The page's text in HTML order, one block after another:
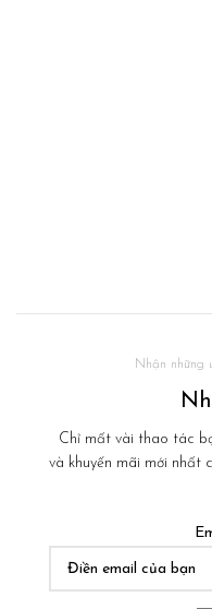
Nhận những
Chỉ mất vài thao tác
và khuyến mãi mới nhất